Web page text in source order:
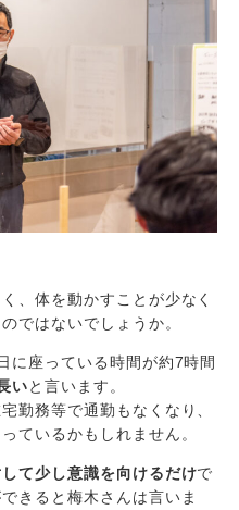
、体を動かすことが少なく
ではないでしょうか。
に座っている時間が約7時間
いと言います。
勤務等で通勤もなくなり、
ているかもしれません。
て少し意識を向けるだけで
きると梅木さんは言いま